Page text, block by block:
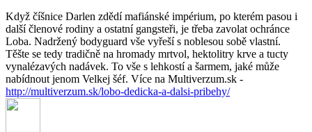
Když číšnice Darlen zdědí mafiánské impérium, po kterém pasou i
další členové rodiny a ostatní gangsteři, je třeba zavolat ochránce
Loba. Nadržený bodyguard vše vyřeší s noblesou sobě vlastní.
Těšte se tedy tradičně na hromady mrtvol, hektolitry krve a tucty
vynalézavých nadávek. To vše s lehkostí a šarmem, jaké může
nabídnout jenom Velkej šéf. Více na Multiverzum.sk -
http://multiverzum.sk/lobo-dedicka-a-dalsi-pribehy/